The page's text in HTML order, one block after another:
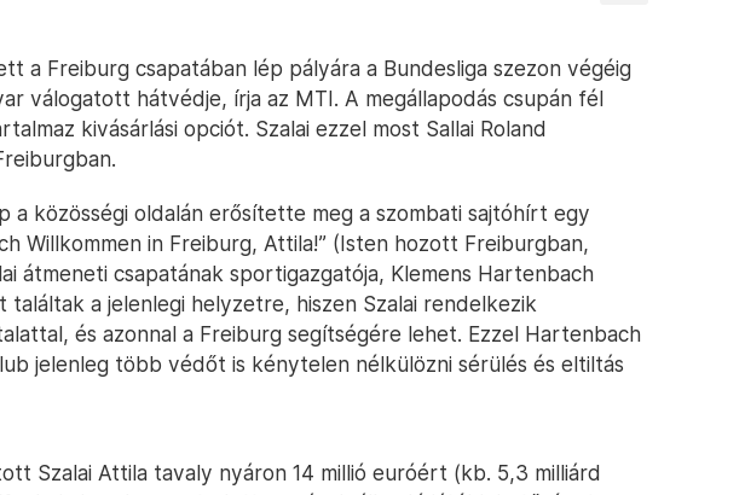
a Freiburg csapatában lép pályára a Bundesliga szezon végéig
válogatott hátvédje, írja az MTI. A megállapodás csupán fél
kivásárlási opciót. Szalai ezzel most Sallai Roland
a közösségi oldalán erősítette meg a szombati sajtóhírt egy
Willkommen in Freiburg, Attila!” (Isten hozott Freiburgban,
átmeneti csapatának sportigazgatója, Klemens Hartenbach
találtak a jelenlegi helyzetre, hiszen Szalai rendelkezik
és azonnal a Freiburg segítségére lehet. Ezzel Hartenbach
jelenleg több védőt is kénytelen nélkülözni sérülés és eltiltás
Szalai Attila tavaly nyáron 14 millió euróért (kb. 5,3 milliárd